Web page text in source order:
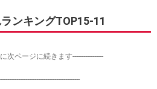
ンキングTOP15-11
次ページに続きます-----------------